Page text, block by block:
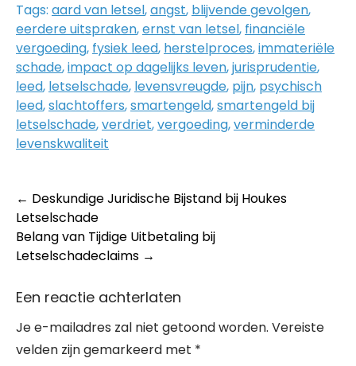
Tags: aard van letsel,angst, blijvende gevolgen,
eerdere uitspraken,ernst van letsel, financiële
vergoeding, fysiek leed, herstelproces,immateriële
schade,impact op dagelijks leven,jurisprudentie,
leed, letselschade, levensvreugde, pijn, psychisch
leed,slachtoffers,smartengeld,smartengeld bij
letselschade,verdriet,vergoeding,verminderde
levenskwaliteit
Post
navigation
← Deskundige Juridische Bijstand bij Houkes
Letselschade
Belang van Tijdige Uitbetaling bij
Letselschadeclaims →
Een reactie achterlaten
Je e-mailadres zal niet getoond worden. Vereiste
velden zijn gemarkeerd met *